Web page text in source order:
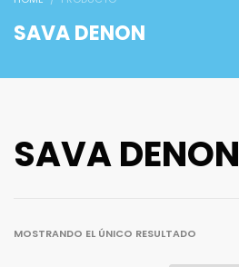
SAVA DENON
SAVA DENON
MOSTRANDO EL ÚNICO RESULTADO